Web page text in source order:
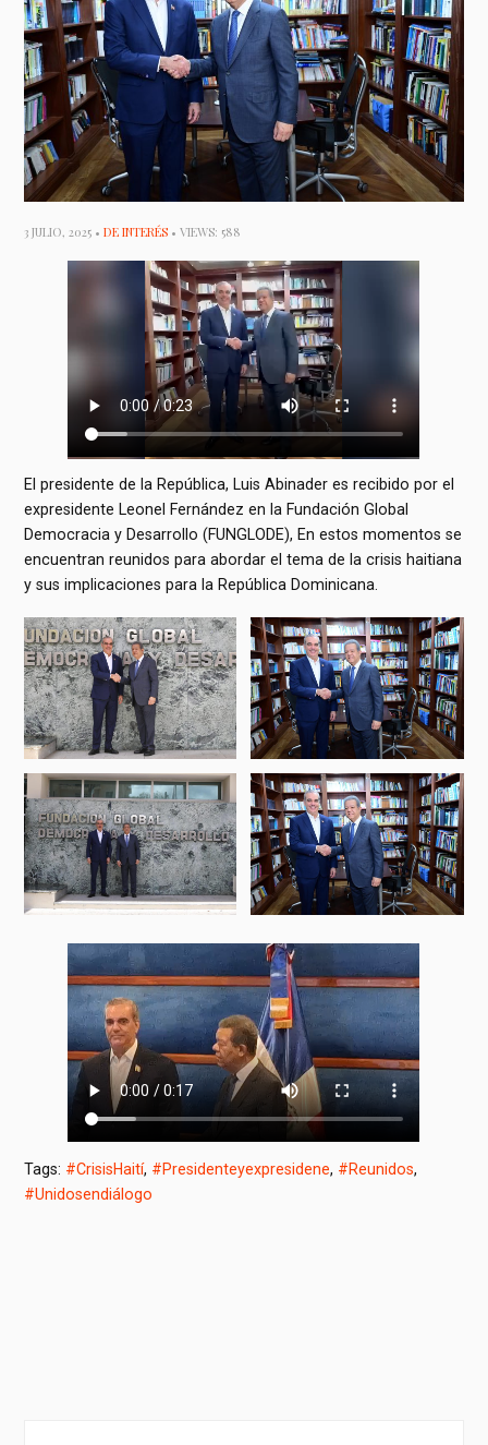
3 JULIO, 2025 •DE INTERÉS • VIEWS: 588
El presidente de la República, Luis Abinader es recibido por el
expresidente Leonel Fernández en la Fundación Global
Democracia y Desarrollo (FUNGLODE), En estos momentos se
encuentran reunidos para abordar el tema de la crisis haitiana
y sus implicaciones para la República Dominicana.
Tags: #CrisisHaití, #Presidenteyexpresidene, #Reunidos,
#Unidosendiálogo